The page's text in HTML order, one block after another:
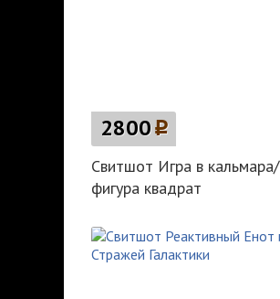
2800p
Свитшот Игра в кальмара/
фигура квадрат